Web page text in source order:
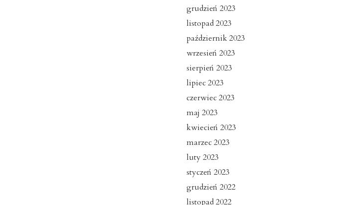
grudzień 2023
listopad 2023
październik 2023
wrzesień 2023
sierpień 2023
lipiec 2023
czerwiec 2023
maj 2023
kwiecień 2023
marzec 2023
luty 2023
styczeń 2023
grudzień 2022
listopad 2022